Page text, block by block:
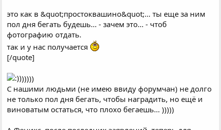
это как в &quot;простоквашино&quot;... ты еще за ним
пол дня бегать будешь... - зачем это... - чтоб
фотографию отдать.
так и у нас получается
[/quote]
)))))
С нашими людьми (не имею ввиду форумчан) не долго
не только пол дня бегать, чтобы наградить, но ещё и
виноватым остаться, что плохо бегаешь... )))))